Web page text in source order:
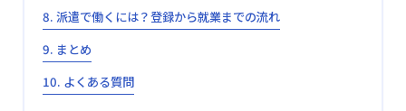
派遣で働くには？登録から就業までの流れ
まとめ
よくある質問